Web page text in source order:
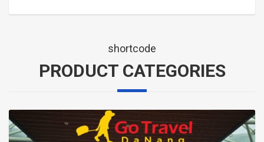
shortcode
PRODUCT CATEGORIES